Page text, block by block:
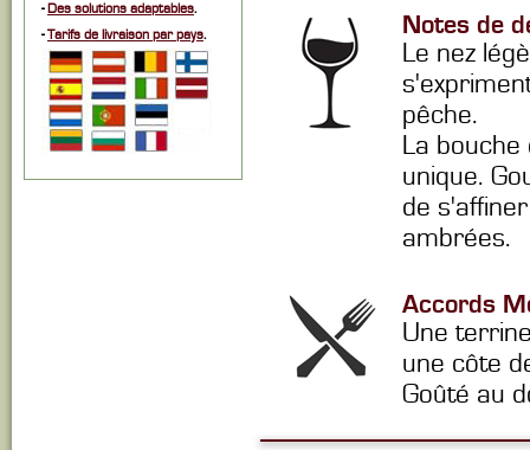
-Des solutions adaptables.
-Tarifs de livraison par pays. Notes de
Le nez
pêche.
La
unique.
de
ambrées.
Accords
Une
une côte
Goûté au